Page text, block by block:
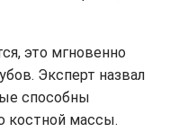
это мгновенно
Эксперт назвал
способны
костной массы.